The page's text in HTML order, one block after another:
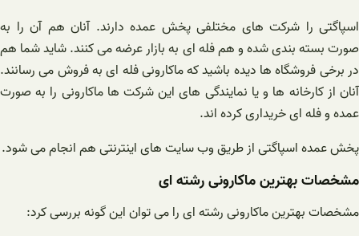
اسپاگتی را شرکت های مختلفی پخش عمده دارند. آنان هم آن را به
صورت بسته بندی شده و هم فله ای به بازار عرضه می کنند. شاید شما هم
در برخی فروشگاه ها دیده باشید که ماکارونی فله ای به فروش می رسانند.
آنان از کارخانه ها و یا نمایندگی های این شرکت ها ماکارونی را به صورت
عمده و فله ای خریداری کرده اند.
پخش عمده اسپاگتی از طریق وب سایت های اینترنتی هم انجام می شود.
مشخصات بهترین ماکارونی رشته ای
مشخصات بهترین ماکارونی رشته ای را می توان این گونه بررسی کرد: